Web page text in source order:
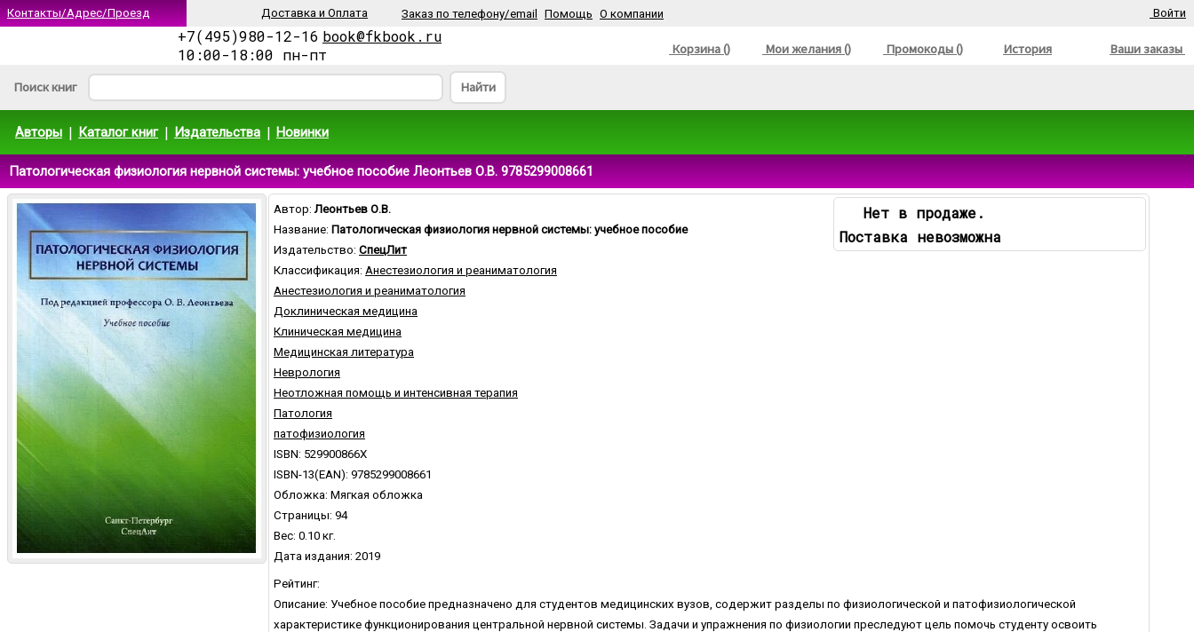
Контакты/Адрес/Проезд Доставка и Оплата Заказ по телефону/email Помощь О компании Войти
+7(495)980-12-16 book@fkbook.ru
10:00-18:00 пн-пт
Корзина () Мои желания () Промокоды () История Ваши заказы
Поиск книг Найти
Авторы | Каталог книг | Издательства | Новинки
Патологическая физиология нервной системы: учебное пособие Леонтьев О.В. 9785299008661
Нет в продаже.
Поставка невозможна
Автор:Леонтьев О.В.
Название: Патологическая физиология нервной системы: учебное пособие
Издательство: СпецЛит
Классификация: Анестезиология и реаниматология
Анестезиология и реаниматология
Доклиническая медицина
Клиническая медицина
Медицинская литература
Неврология
Неотложная помощь и интенсивная терапия
Патология
патофизиология
ISBN: 529900866X
ISBN-13(EAN): 9785299008661
Обложка: Мягкая обложка
Страницы: 94
Вес: 0.10 кг.
Дата издания: 2019
Рейтинг:
Описание: Учебное пособие предназначено для студентов медицинских вузов, содержит разделы по физиологической и патофизиологической
характеристике функционирования центральной нервной системы. Задачи и упражнения по физиологии преследуют цель помочь студенту освоить